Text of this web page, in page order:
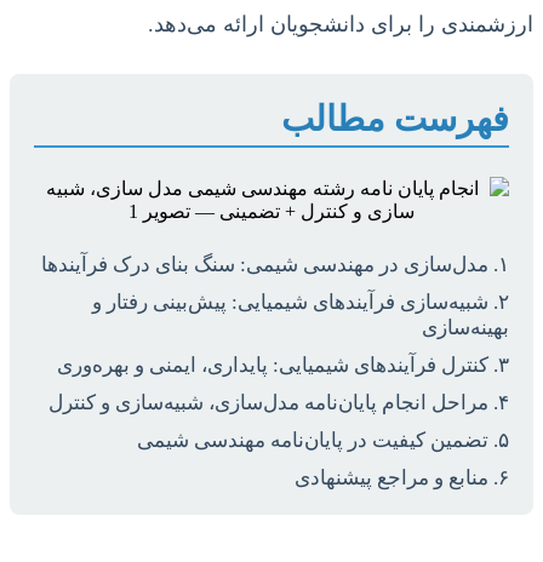
ارزشمندی را برای دانشجویان ارائه می‌دهد.
فهرست مطالب
۱. مدل‌سازی در مهندسی شیمی: سنگ بنای درک فرآیندها
۲. شبیه‌سازی فرآیندهای شیمیایی: پیش‌بینی رفتار و
بهینه‌سازی
۳. کنترل فرآیندهای شیمیایی: پایداری، ایمنی و بهره‌وری
۴. مراحل انجام پایان‌نامه مدل‌سازی، شبیه‌سازی و کنترل
۵. تضمین کیفیت در پایان‌نامه مهندسی شیمی
۶. منابع و مراجع پیشنهادی